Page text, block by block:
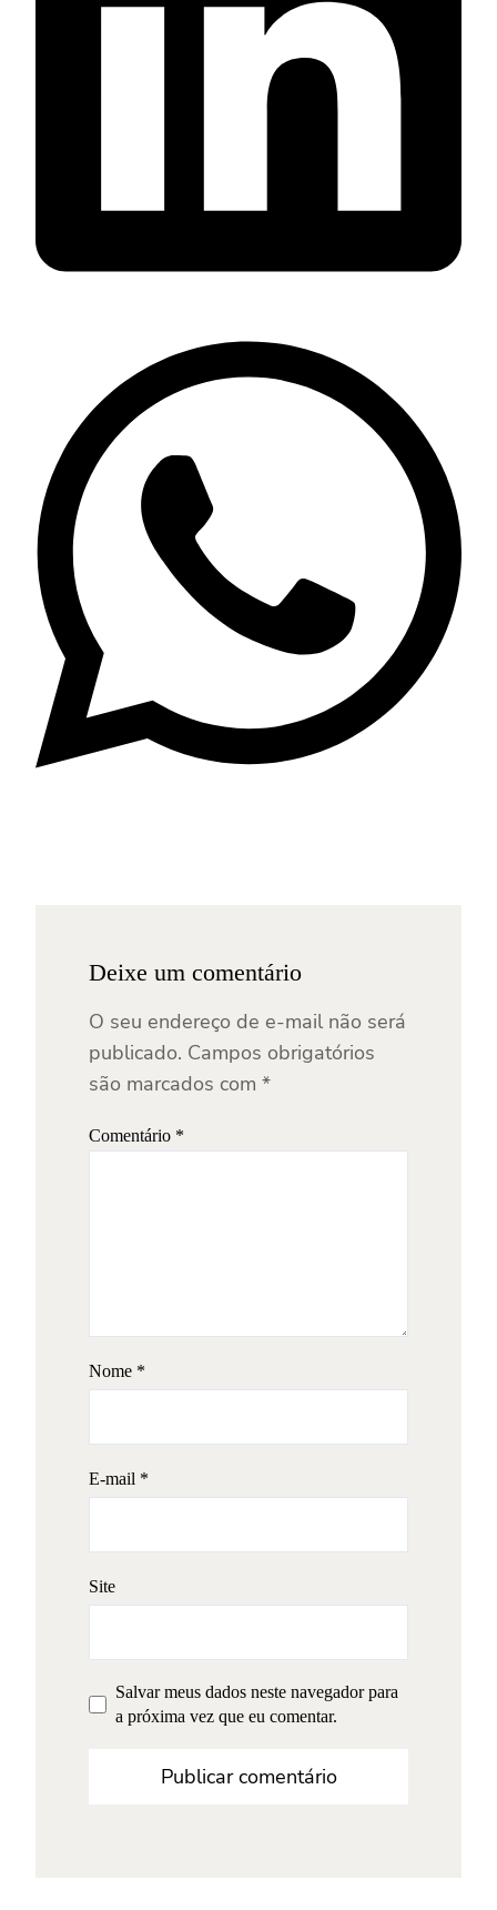
Deixe um comentário
O seu endereço de e-mail não será
publicado. Campos obrigatórios
são marcados com *
Comentário *
Nome *
E-mail *
Site
Salvar meus dados neste navegador para
a próxima vez que eu comentar.